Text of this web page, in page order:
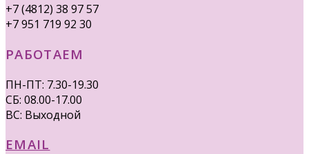
+7 (4812) 38 97 57
+7 951 719 92 30
РАБОТАЕМ
ПН-ПТ: 7.30-19.30
СБ: 08.00-17.00
ВС: Выходной
EMAIL